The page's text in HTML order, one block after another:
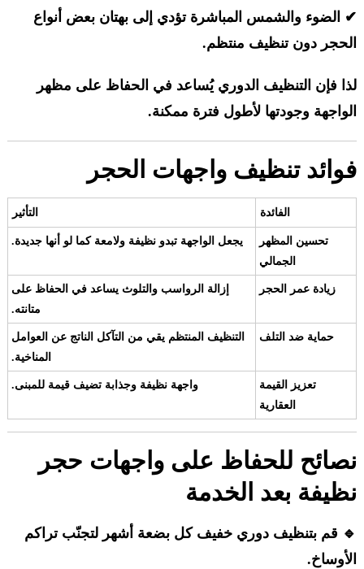
✔ الضوء والشمس المباشرة تؤدي إلى بهتان بعض أنواع
الحجر دون تنظيف منتظم.
لذا فإن التنظيف الدوري يُساعد في الحفاظ على مظهر
الواجهة وجودتها لأطول فترة ممكنة.
فوائد تنظيف واجهات الحجر
الفائدة التأثير
تحسين المظهر
الجمالي
يجعل الواجهة تبدو نظيفة ولامعة كما لو أنها جديدة.
زيادة عمر الحجر
إزالة الرواسب والتلوث يساعد في الحفاظ على
متانته.
حماية ضد التلف
التنظيف المنتظم يقي من التآكل الناتج عن العوامل
المناخية.
تعزيز القيمة
العقارية
واجهة نظيفة وجذابة تضيف قيمة للمبنى.
نصائح للحفاظ على واجهات حجر
نظيفة بعد الخدمة
🔹 قم بتنظيف دوري خفيف كل بضعة أشهر لتجنّب تراكم
الأوساخ.